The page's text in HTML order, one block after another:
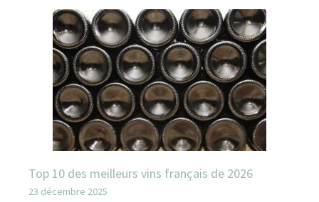
Top 10 des meilleurs vins français de 2026
23 décembre 2025